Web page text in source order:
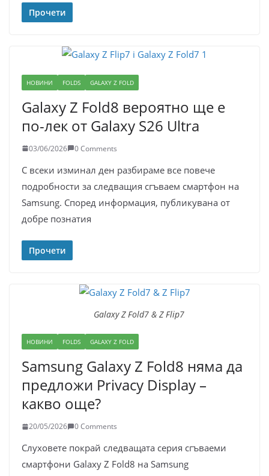
Прочети
НОВИНИ FOLDS GALAXY Z FOLD
Galaxy Z Fold8 вероятно ще е
по-лек от Galaxy S26 Ultra
03/06/2026 0 Comments
С всеки изминал ден разбираме все повече
подробности за следващия сгъваем смартфон на
Samsung. Според информация, публикувана от
добре познатия
Прочети
Galaxy Z Fold7 & Z Flip7
НОВИНИ FOLDS GALAXY Z FOLD
Samsung Galaxy Z Fold8 няма да
предложи Privacy Display –
какво още?
20/05/2026 0 Comments
Слуховете покрай следващата серия сгъваеми
смартфони Galaxy Z Fold8 на Samsung